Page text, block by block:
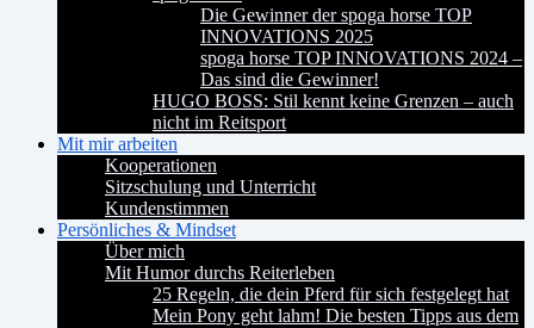
Die Gewinner der spoga horse TOP
INNOVATIONS 2025
spoga horse TOP INNOVATIONS 2024 –
Das sind die Gewinner!
HUGO BOSS: Stil kennt keine Grenzen – auch
nicht im Reitsport
Mit mir arbeiten
Kooperationen
Sitzschulung und Unterricht
Kundenstimmen
Persönliches & Mindset
Über mich
Mit Humor durchs Reiterleben
25 Regeln, die dein Pferd für sich festgelegt hat
Mein Pony geht lahm! Die besten Tipps aus dem